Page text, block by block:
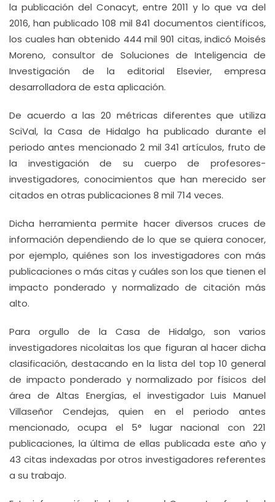
la publicación del Conacyt, entre 2011 y lo que va del
2016, han publicado 108 mil 841 documentos científicos,
los cuales han obtenido 444 mil 901 citas, indicó Moisés
Moreno, consultor de Soluciones de Inteligencia de
Investigación de la editorial Elsevier, empresa
desarrolladora de esta aplicación.
De acuerdo a las 20 métricas diferentes que utiliza
SciVal, la Casa de Hidalgo ha publicado durante el
periodo antes mencionado 2 mil 341 artículos, fruto de
la investigación de su cuerpo de profesores-
investigadores, conocimientos que han merecido ser
citados en otras publicaciones 8 mil 714 veces.
Dicha herramienta permite hacer diversos cruces de
información dependiendo de lo que se quiera conocer,
por ejemplo, quiénes son los investigadores con más
publicaciones o más citas y cuáles son los que tienen el
impacto ponderado y normalizado de citación más
alto.
Para orgullo de la Casa de Hidalgo, son varios
investigadores nicolaitas los que figuran al hacer dicha
clasificación, destacando en la lista del top 10 general
de impacto ponderado y normalizado por físicos del
área de Altas Energías, el investigador Luis Manuel
Villaseñor Cendejas, quien en el periodo antes
mencionado, ocupa el 5° lugar nacional con 221
publicaciones, la última de ellas publicada este año y
43 citas indexadas por otros investigadores referentes
a su trabajo.